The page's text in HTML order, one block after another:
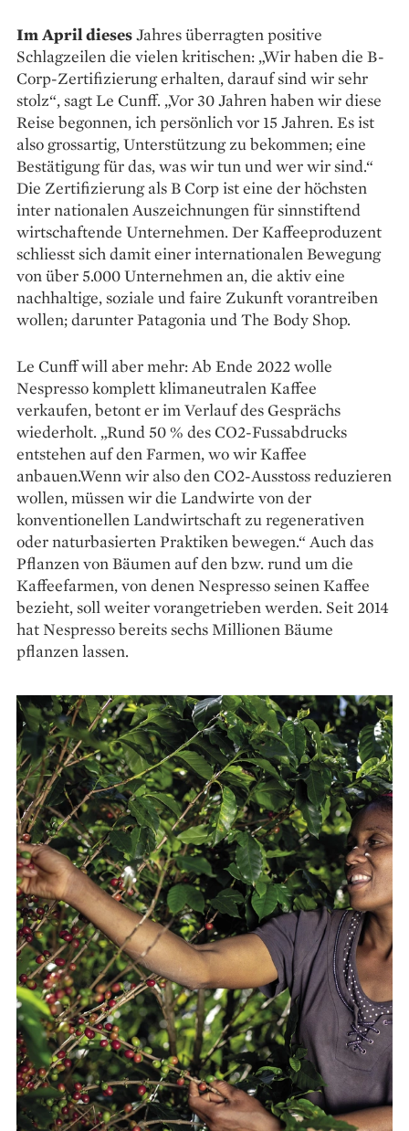
Im April diesesJahres überragten positive
Schlagzeilen die vielen kritischen: „Wir haben die B-
Corp-Zertifizierung erhalten, darauf sind wir sehr
stolz“, sagt Le Cunff. „Vor 30 Jahren haben wir diese
Reise begonnen, ich persönlich vor 15 Jahren. Es ist
also grossartig, Unterstützung zu bekommen; eine
Bestätigung für das, was wir tun und wer wir sind.“
Die Zertifizierung als B Corp ist eine der höchsten
inter nationalen Auszeichnungen für sinnstiftend
wirtschaftende Unternehmen. Der Kaffeeproduzent
schliesst sich damit einer inter­nationalen Bewegung
von über 5.000 Unternehmen an, die aktiv eine
nachhaltige, soziale und faire Zukunft vorantreiben
wollen; da­runter Patagonia und The Body Shop.
Le Cunff will aber mehr: Ab Ende 2022 wolle
Nespresso komplett klimaneutralen Kaffee
verkaufen, betont er im Verlauf des Gesprächs
wiederholt. „Rund 50 % des CO2-Fussabdrucks
entstehen auf den Farmen, wo wir Kaffee
anbauen.Wenn wir also den CO2-Ausstoss reduzieren
wollen, müssen wir die Landwirte von der
konventionellen Landwirtschaft zu regenerativen
oder naturbasierten Praktiken bewegen.“ Auch das
Pflanzen von Bäumen auf den bzw. rund um die
Kaffee­farmen, von denen Nespresso seinen Kaffee
bezieht, soll weiter voran­getrieben werden. Seit 2014
hat Nespresso bereits sechs Millionen Bäume
pflanzen lassen.